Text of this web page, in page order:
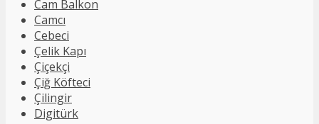
Cam Balkon
Camcı
Cebeci
Çelik Kapı
Çiçekçi
Çiğ Köfteci
Çilingir
Digitürk